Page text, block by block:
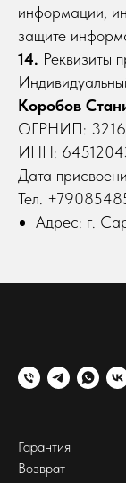
информации,
защите
14. Реквизиты
Коробов
ОГРНИП:
ИНН:
Дата
Тел.
Адрес: г.
Гарантия
Возврат